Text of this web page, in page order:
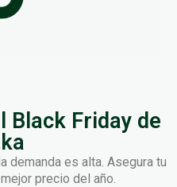
Black Friday de
demanda es alta. Asegura tu
precio del año.